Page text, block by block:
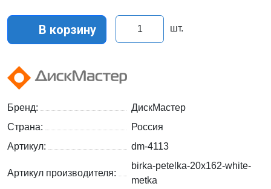
В корзину шт.
Бренд:
ДискМастер
Страна:
Россия
Артикул:
dm-4113
Артикул производителя:
birka-petelka-20x162-white-
metka